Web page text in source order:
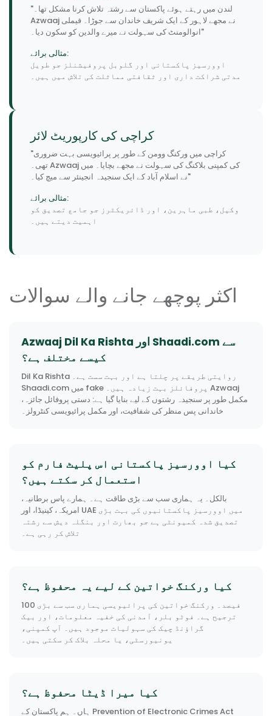
"لندن میں رہتے ہوئے پاکستان سے رشتہ تلاش کرنا مشکل تھا۔
Azwaaj نے مجھے لاہور کے ایک شریف خاندان سے جوڑا۔ فیملی
انوالومنٹ کی سہولت نے میرے والدین کو سکون دیا۔"
مثالی برائے:
اوورسیز پاکستانی اور گلوبل پروفیشنلز جو طویل
مدتی شراکت داری اور ثقافتی مماثلت کی تلاش میں ہیں۔
کراچی کی کارپوریٹ لائر
"کراچی میں ورکنگ وومن کے طور پر پرائیویسی بہت ضروری
تھی۔ Azwaaj کی کمپنی بلاکنگ کی سہولت نے مجھے بچایا۔ میں
نے اسلام آباد کے ایک سنجیدہ انجینئر سے میچ کیا۔"
مثالی برائے:
وکیل، طبی ماہرین، اور ڈائریکٹرز جو جامع تصدیق کو
اہمیت دیتے ہیں۔
اکثر پوچھے جانے والے سوالات
Azwaaj Dil Ka Rishta اور Shaadi.com سے
کیسے مختلف ہے؟
Dil Ka Rishta روایتی طریقے پر چلتا ہے اور بہت سست ہے۔
Shaadi.com میں fake پروفائلز بہت زیادہ ہیں۔ Azwaaj
مکمل طور پر سنجیدہ رشتوں کے لیے بنایا گیا ہے: دستی پروفائل جائزہ،
خاندانی پس منظر کی شفافیت، اور مکمل پرائیویسی کنٹرولز۔
کیا اوورسیز پاکستانی اس پلیٹ فارم کو
استعمال کر سکتے ہیں؟
بالکل۔ یہ ہماری سب سے بڑی طاقت ہے۔ ہمارے پاس برطانیہ،
امریکہ، کینیڈا، اور UAE میں اوورسیز پاکستانیوں کی بہت بڑی
تصدیق شدہ کمیونٹی ہے جو بھارت اور بنگلہ دیش سے رشتہ
تلاش کر رہی ہے۔
کیا ورکنگ خواتین کے لیے یہ محفوظ ہے؟
100 فیصد۔ ورکنگ خواتین کی پرائیویسی ہماری سب سے بڑی
ترجیح ہے۔ فوٹو بلر، آمدنی کی خفیہ معلومات، اور بیک
گراؤنڈ چیک کی سہولیات موجود ہیں۔ آپ کمپنی،
یونیورسٹی، یا محلہ بلاک کر سکتی ہیں۔
کیا میرا ڈیٹا محفوظ ہے؟
ہاں۔ ہم پاکستان کے Prevention of Electronic Crimes Act